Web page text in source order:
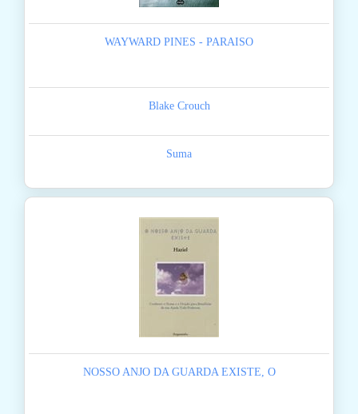
WAYWARD PINES - PARAISO
Blake Crouch
Suma
NOSSO ANJO DA GUARDA EXISTE, O